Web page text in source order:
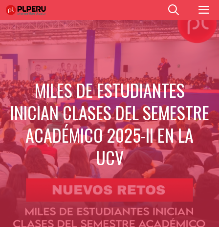
Saltar
al
contenido
MILES DE ESTUDIANTES
INICIAN CLASES DEL SEMESTRE
ACADÉMICO 2025-II EN LA
UCV